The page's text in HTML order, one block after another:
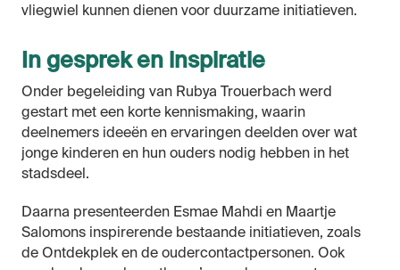
vliegwiel kunnen dienen voor duurzame initiatieven.
In gesprek en inspiratie
Onder begeleiding van Rubya Trouerbach werd
gestart met een korte kennismaking, waarin
deelnemers ideeën en ervaringen deelden over wat
jonge kinderen en hun ouders nodig hebben in het
stadsdeel.
Daarna presenteerden Esmae Mahdi en Maartje
Salomons inspirerende bestaande initiatieven, zoals
de Ontdekplek en de oudercontactpersonen. Ook